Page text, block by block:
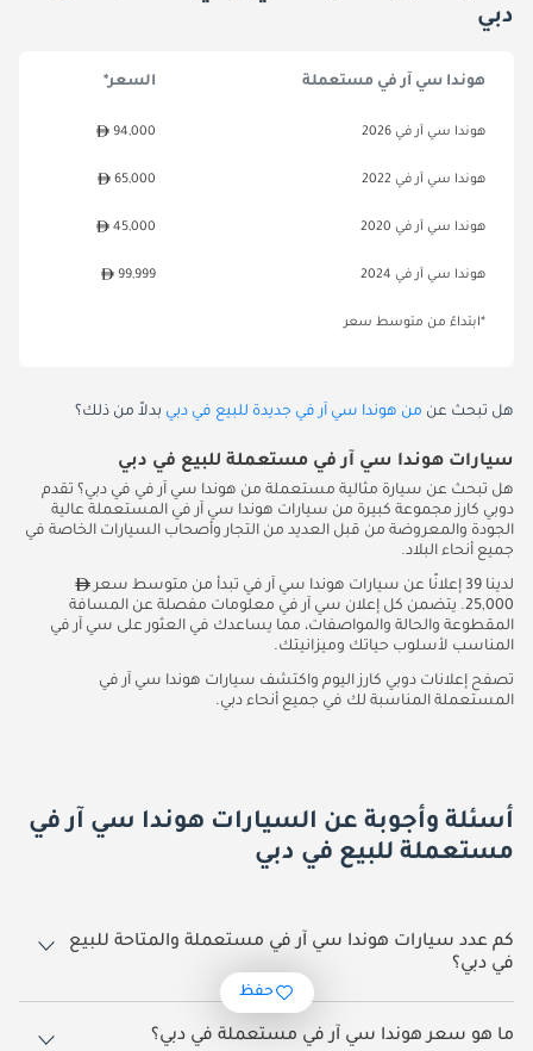
دبي
هوندا سي آر في مستعملة السعر*
هوندا سي آر في 2026 94,000
هوندا سي آر في 2022 65,000
هوندا سي آر في 2020 45,000
هوندا سي آر في 2024 99,999
*ابتداءً من متوسط سعر
هل تبحث عن من هوندا سي آر في جديدة للبيع في دبي بدلاً من ذلك؟
سيارات هوندا سي آر في مستعملة للبيع في دبي
هل تبحث عن سيارة مثالية مستعملة من هوندا سي آر في في دبي؟ تقدم
دوبي كارز مجموعة كبيرة من سيارات هوندا سي آر في المستعملة عالية
الجودة والمعروضة من قبل العديد من التجار وأصحاب السيارات الخاصة في
جميع أنحاء البلاد.
لدينا 39 إعلانًا عن سيارات هوندا سي آر في تبدأ من متوسط سعر
25,000. يتضمن كل إعلان سي آر في معلومات مفصلة عن المسافة
المقطوعة والحالة والمواصفات، مما يساعدك في العثور على سي آر في
المناسب لأسلوب حياتك وميزانيتك.
تصفح إعلانات دوبي كارز اليوم واكتشف سيارات هوندا سي آر في
المستعملة المناسبة لك في جميع أنحاء دبي.
أسئلة وأجوبة عن السيارات هوندا سي آر في
مستعملة للبيع في دبي
كم عدد سيارات هوندا سي آر في مستعملة والمتاحة للبيع
في دبي؟
39 سيارة هوندا سي آر في مستعملة متوفرة للبيع في دبي.
ما هو سعر هوندا سي آر في مستعملة في دبي؟
حفظ